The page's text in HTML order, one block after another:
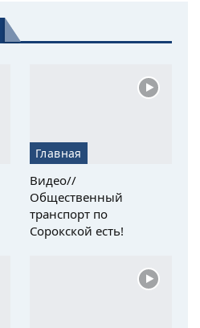
Главная
Видео//
Общественный
транспорт по
Сорокской есть!